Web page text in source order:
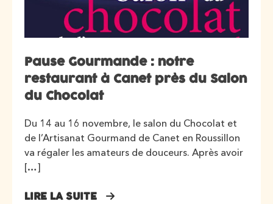
Pause Gourmande : notre
restaurant à Canet près du Salon
du Chocolat
Du 14 au 16 novembre, le salon du Chocolat et
de l’Artisanat Gourmand de Canet en Roussillon
va régaler les amateurs de douceurs. Après avoir
[…]
LIRE LA SUITE